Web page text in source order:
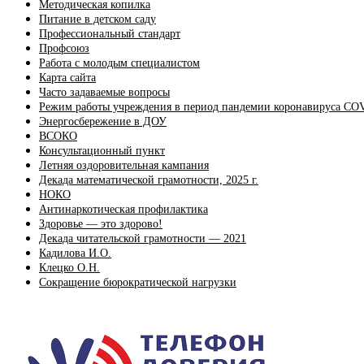
Методическая копилка
Питание в детском саду
Профессиональный стандарт
Профсоюз
Работа с молодым специалистом
Карта сайта
Часто задаваемые вопросы
Режим работы учреждения в период пандемии коронавируса
Энергосбережение в ДОУ
ВСОКО
Консультационный пункт
Летняя оздоровительная кампания
Декада математической грамотности, 2025 г.
НОКО
Антинаркотическая профилактика
Здоровье — это здорово!
Декада читательской грамотности — 2021
Кадилова И.О.
Клецко О.Н.
Сокращение бюрократической нагрузки